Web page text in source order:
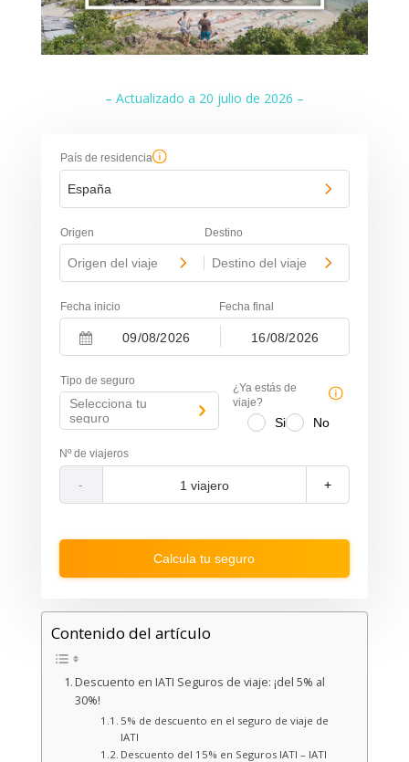
– Actualizado a 20 julio de 2026 –
País de residencia
España
Origen Destino
Origen del viaje Destino del viaje
Fecha inicio Fecha final
N
v
i
a
e
r
t
t
a
w
t
N
v
i
c
r
d
r
t
i
Nº de viajeros
- +
Tipo de seguro
Selecciona tu
seguro
¿Ya estás de
viaje?
Si No
Calcula tu seguro
Contenido del artículo
Descuento en IATI Seguros de viaje: ¡del 5% al
30%!
5% de descuento en el seguro de viaje de
IATI
Descuento del 15% en Seguros IATI – IATI